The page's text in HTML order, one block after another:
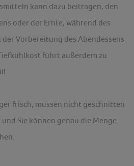
kann dazu beitragen, den
oder der Ernte, während des
Vorbereitung des Abendessens
führt außerdem zu
frisch, müssen nicht geschnitten
Sie können genau die Menge